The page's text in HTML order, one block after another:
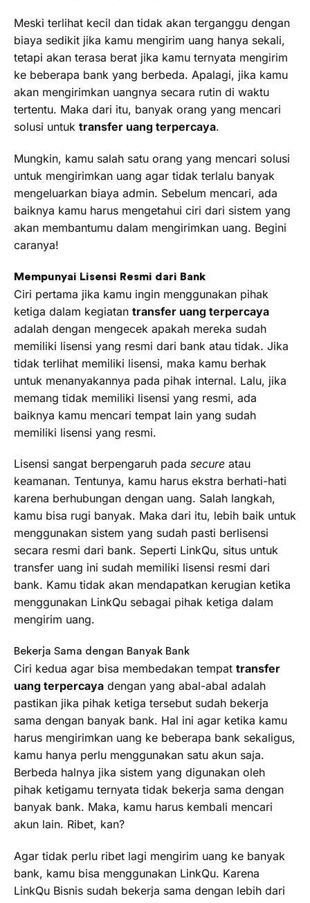
Meski terlihat kecil dan tidak akan terganggu dengan
biaya sedikit jika kamu mengirim uang hanya sekali,
tetapi akan terasa berat jika kamu ternyata mengirim
ke beberapa bank yang berbeda. Apalagi, jika kamu
akan mengirimkan uangnya secara rutin di waktu
tertentu. Maka dari itu, banyak orang yang mencari
solusi untuk transfer uang terpercaya.
Mungkin, kamu salah satu orang yang mencari solusi
untuk mengirimkan uang agar tidak terlalu banyak
mengeluarkan biaya admin. Sebelum mencari, ada
baiknya kamu harus mengetahui ciri dari sistem yang
akan membantumu dalam mengirimkan uang. Begini
caranya!
Mempunyai Lisensi Resmi dari Bank
Ciri pertama jika kamu ingin menggunakan pihak
ketiga dalam kegiatan transfer uang terpercaya
adalah dengan mengecek apakah mereka sudah
memiliki lisensi yang resmi dari bank atau tidak. Jika
tidak terlihat memiliki lisensi, maka kamu berhak
untuk menanyakannya pada pihak internal. Lalu, jika
memang tidak memiliki lisensi yang resmi, ada
baiknya kamu mencari tempat lain yang sudah
memiliki lisensi yang resmi.
Lisensi sangat berpengaruh pada secure atau
keamanan. Tentunya, kamu harus ekstra berhati-hati
karena berhubungan dengan uang. Salah langkah,
kamu bisa rugi banyak. Maka dari itu, lebih baik untuk
menggunakan sistem yang sudah pasti berlisensi
secara resmi dari bank. Seperti LinkQu, situs untuk
transfer uang ini sudah memiliki lisensi resmi dari
bank. Kamu tidak akan mendapatkan kerugian ketika
menggunakan LinkQu sebagai pihak ketiga dalam
mengirim uang.
Bekerja Sama dengan Banyak Bank
Ciri kedua agar bisa membedakan tempat transfer
uang terpercaya dengan yang abal-abal adalah
pastikan jika pihak ketiga tersebut sudah bekerja
sama dengan banyak bank. Hal ini agar ketika kamu
harus mengirimkan uang ke beberapa bank sekaligus,
kamu hanya perlu menggunakan satu akun saja.
Berbeda halnya jika sistem yang digunakan oleh
pihak ketigamu ternyata tidak bekerja sama dengan
banyak bank. Maka, kamu harus kembali mencari
akun lain. Ribet, kan?
Agar tidak perlu ribet lagi mengirim uang ke banyak
bank, kamu bisa menggunakan LinkQu. Karena
LinkQu Bisnis sudah bekerja sama dengan lebih dari